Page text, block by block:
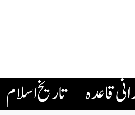
قاعدہ تاریخ اسلام